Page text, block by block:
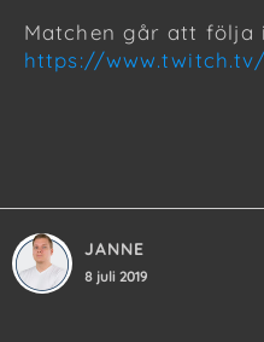
Matchen går att följa
https://
JANNE
8 juli 2019